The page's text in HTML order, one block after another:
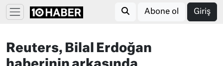
Abone ol Giriş
Reuters, Bilal Erdoğan